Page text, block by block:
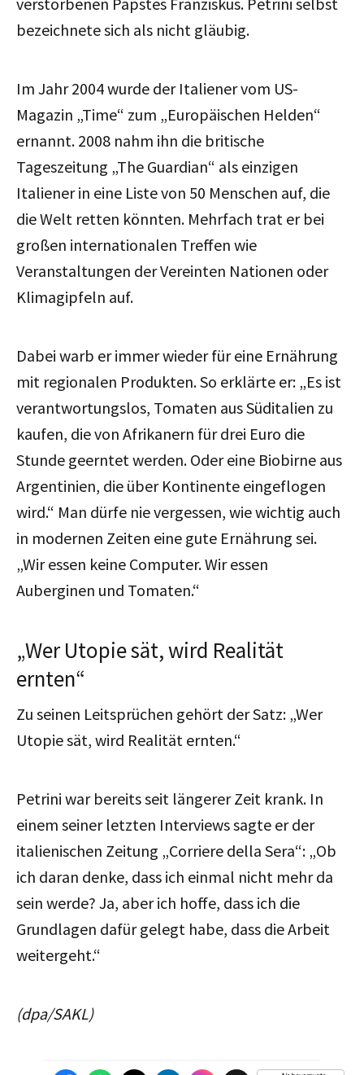
bezeichnete sich als nicht gläubig.
Im Jahr 2004 wurde der Italiener vom US-
Magazin „Time“ zum „Europäischen Helden“
ernannt. 2008 nahm ihn die britische
Tageszeitung „The Guardian“ als einzigen
Italiener in eine Liste von 50 Menschen auf, die
die Welt retten könnten. Mehrfach trat er bei
großen internationalen Treffen wie
Veranstaltungen der Vereinten Nationen oder
Klimagipfeln auf.
Dabei warb er immer wieder für eine Ernährung
mit regionalen Produkten. So erklärte er: „Es ist
verantwortungslos, Tomaten aus Süditalien zu
kaufen, die von Afrikanern für drei Euro die
Stunde geerntet werden. Oder eine Biobirne aus
Argentinien, die über Kontinente eingeflogen
wird.“ Man dürfe nie vergessen, wie wichtig auch
in modernen Zeiten eine gute Ernährung sei.
„Wir essen keine Computer. Wir essen
Auberginen und Tomaten.“
„Wer Utopie sät, wird Realität
ernten“
Zu seinen Leitsprüchen gehört der Satz: „Wer
Utopie sät, wird Realität ernten.“
Petrini war bereits seit längerer Zeit krank. In
einem seiner letzten Interviews sagte er der
italienischen Zeitung „Corriere della Sera“: „Ob
ich daran denke, dass ich einmal nicht mehr da
sein werde? Ja, aber ich hoffe, dass ich die
Grundlagen dafür gelegt habe, dass die Arbeit
weitergeht.“
(dpa/SAKL)